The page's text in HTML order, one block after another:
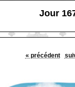
Jour
« précédent